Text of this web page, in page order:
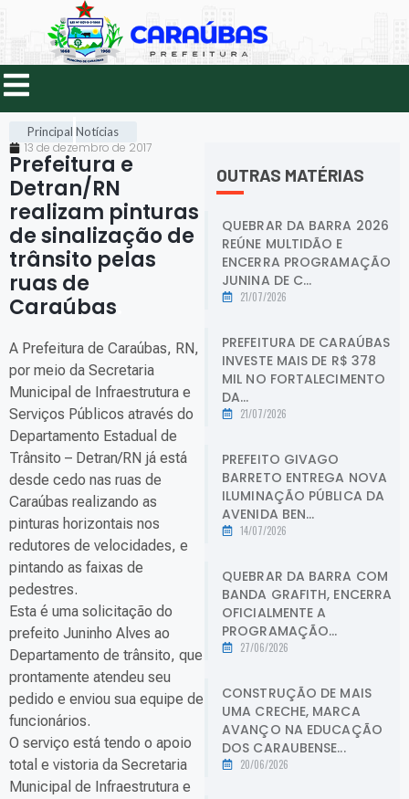
Principal Notícias
13 de dezembro de 2017
Prefeitura e
Detran/RN
realizam pinturas
de sinalização de
trânsito pelas
ruas de
Caraúbas
A Prefeitura de Caraúbas, RN,
por meio da Secretaria
Municipal de Infraestrutura e
Serviços Públicos através do
Departamento Estadual de
Trânsito – Detran/RN já está
desde cedo nas ruas de
Caraúbas realizando as
pinturas horizontais nos
redutores de velocidades, e
pintando as faixas de
pedestres.
Esta é uma solicitação do
prefeito Juninho Alves ao
Departamento de trânsito, que
prontamente atendeu seu
pedido e enviou sua equipe de
funcionários.
O serviço está tendo o apoio
total e vistoria da Secretaria
Municipal de Infraestrutura e
OUTRAS MATÉRIAS
QUEBRAR DA BARRA 2026
REÚNE MULTIDÃO E
ENCERRA PROGRAMAÇÃO
JUNINA DE C...
21/07/2026
PREFEITURA DE CARAÚBAS
INVESTE MAIS DE R$ 378
MIL NO FORTALECIMENTO
DA...
21/07/2026
PREFEITO GIVAGO
BARRETO ENTREGA NOVA
ILUMINAÇÃO PÚBLICA DA
AVENIDA BEN...
14/07/2026
QUEBRAR DA BARRA COM
BANDA GRAFITH, ENCERRA
OFICIALMENTE A
PROGRAMAÇÃO...
27/06/2026
CONSTRUÇÃO DE MAIS
UMA CRECHE, MARCA
AVANÇO NA EDUCAÇÃO
DOS CARAUBENSE...
20/06/2026